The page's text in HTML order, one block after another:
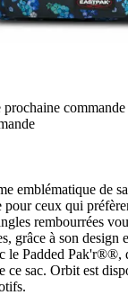
commande
emblématique de
pour ceux qui
rembourrées
grâce à son design
le Padded Pak'r®®,
ce sac. Orbit est